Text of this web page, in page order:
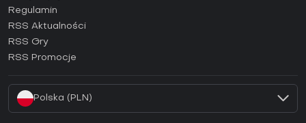
Jak aktywować klucz GOG (CD Key)?
Jak aktywować klucz Ubisoft Connect (CD Key)?
Jak aktywować klucz EA App (CD Key)?
Regulamin
RSS Aktualności
RSS Gry
RSS Promocje
Polska (PLN)